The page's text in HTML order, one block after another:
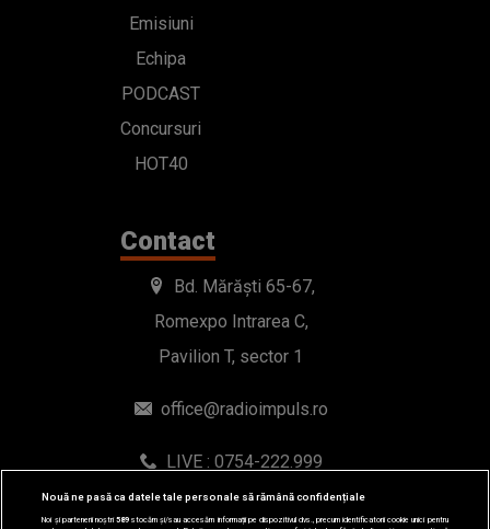
Emisiuni
Echipa
PODCAST
Concursuri
HOT40
Contact
Bd. Mărăști 65-67,
Romexpo Intrarea C,
Pavilion T, sector 1
office@radioimpuls.ro
LIVE : 0754-222.999
WhatsApp: 0754-222.999
Nouă ne pasă ca datele tale personale să rămână confidențiale
Noi și partenerii noștri589stocăm și/sau accesăm informații pe dispozitivul dvs., precum identificatorii cookie unici pentru